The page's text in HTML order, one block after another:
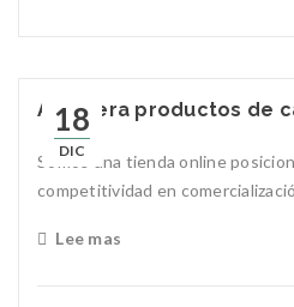
18
DIC
Adquiera productos de
Somos una tienda online
competitividad en
Lee mas